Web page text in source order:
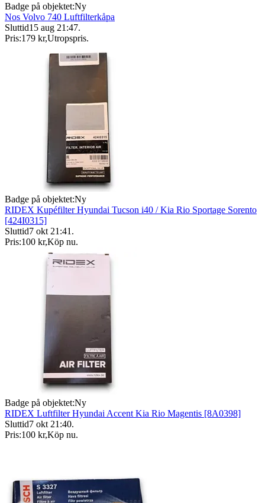
Badge på objektet:Ny
Nos Volvo 740 Luftfilterkåpa
Sluttid15 aug 21:47.
Pris:179 kr,Utropspris.
Badge på objektet:Ny
RIDEX Kupéfilter Hyundai Tucson i40 / Kia Rio Sportage Sorento
[424I0315]
Sluttid7 okt 21:41 .
Pris:100 kr,Köp nu.
Badge på objektet:Ny
RIDEX Luftfilter Hyundai Accent Kia Rio Magentis [8A0398]
Sluttid7 okt 21:40.
Pris:100 kr,Köp nu.